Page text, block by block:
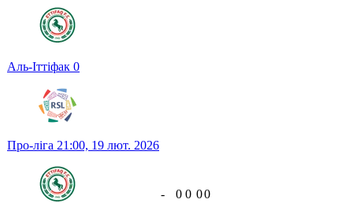
Аль-Іттіфак 0
Про-ліга 21:00, 19 лют. 2026
- 0 0 00